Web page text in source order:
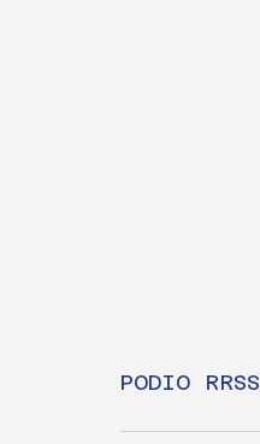
PODIO RRSS